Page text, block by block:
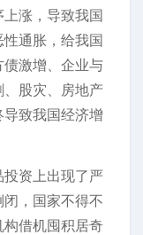
上涨，导致我国
通胀，给我国
激增、企业与
股灾、房地产
致我国经济增
资上出现了严
，国家不得不
借机囤积居奇